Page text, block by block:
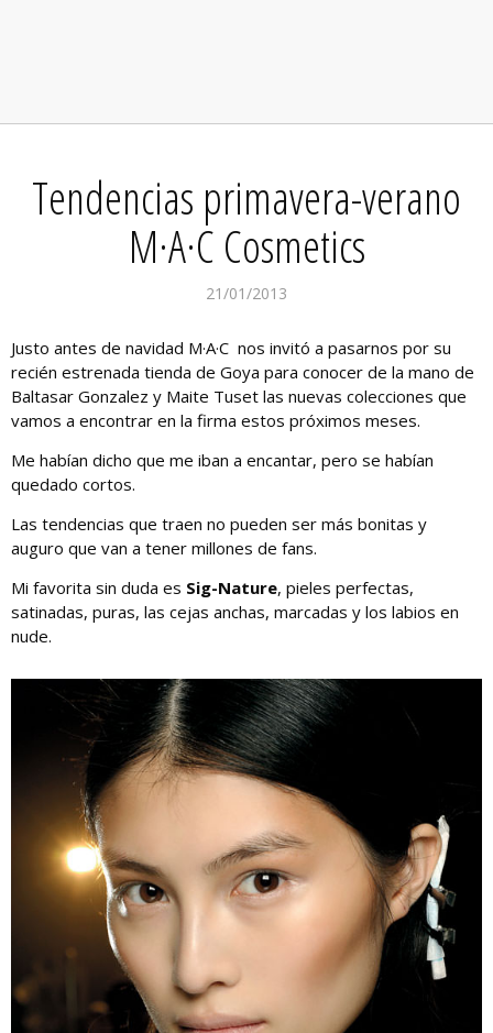
Tendencias primavera-verano
M·A·C Cosmetics
21/01/2013
Justo antes de navidad M·A·C nos invitó a pasarnos por su
recién estrenada tienda de Goya para conocer de la mano de
Baltasar Gonzalez y Maite Tuset las nuevas colecciones que
vamos a encontrar en la firma estos próximos meses.
Me habían dicho que me iban a encantar, pero se habían
quedado cortos.
Las tendencias que traen no pueden ser más bonitas y
auguro que van a tener millones de fans.
Mi favorita sin duda es Sig-Nature, pieles perfectas,
satinadas, puras, las cejas anchas, marcadas y los labios en
nude.